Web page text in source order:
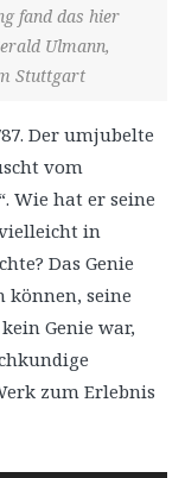
fand das hier
Ulmann,
Stuttgart
Der umjubelte
vom
Wie hat er seine
in
Das Genie
seine
Genie war,
zum Erlebnis